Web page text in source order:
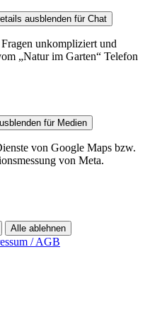
ausblenden für Chat
unkompliziert und
„Natur im Garten“ Telefon
für Medien
von Google Maps bzw.
von Meta.
Alle ablehnen
/ AGB